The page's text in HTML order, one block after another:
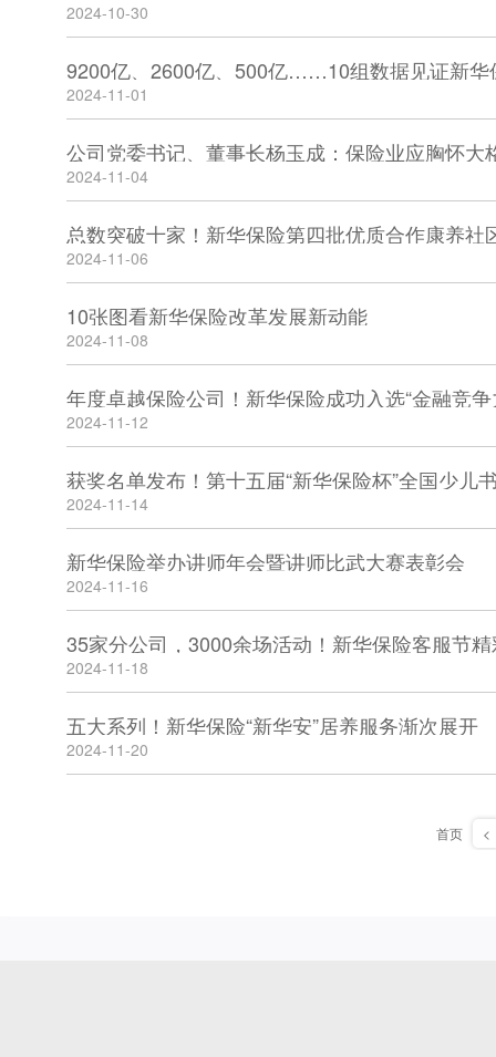
2024-10-30
9200亿、2600亿、500亿……10组数据见证新华
2024-11-01
公司党委书记、董事长杨玉成：保险业应胸怀大
2024-11-04
总数突破十家！新华保险第四批优质合作康养社
2024-11-06
10张图看新华保险改革发展新动能
2024-11-08
年度卓越保险公司！新华保险成功入选“金融竞
2024-11-12
获奖名单发布！第十五届“新华保险杯”全国少儿
2024-11-14
新华保险举办讲师年会暨讲师比武大赛表彰会
2024-11-16
35家分公司，3000余场活动！新华保险客服节
2024-11-18
五大系列！新华保险“新华安”居养服务渐次展开
2024-11-20
首页 <